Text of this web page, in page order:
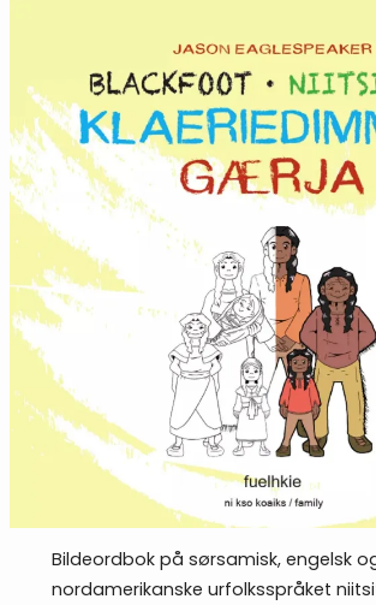
Bildeordbok på sørsamisk, engelsk
nordamerikanske urfolksspråket